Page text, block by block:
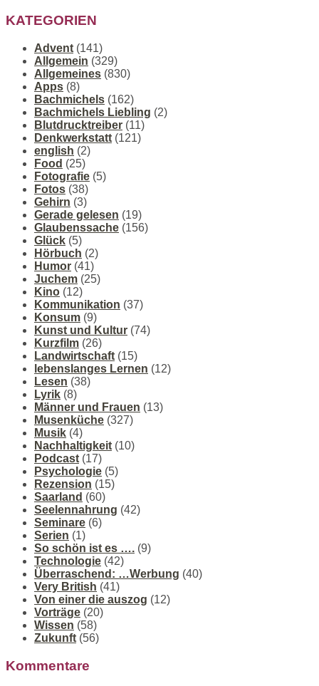
KATEGORIEN
Advent (141)
Allgemein (329)
Allgemeines (830)
Apps (8)
Bachmichels (162)
Bachmichels Liebling (2)
Blutdrucktreiber (11)
Denkwerkstatt (121)
english (2)
Food (25)
Fotografie (5)
Fotos (38)
Gehirn (3)
Gerade gelesen (19)
Glaubenssache (156)
Glück (5)
Hörbuch (2)
Humor (41)
Juchem (25)
Kino (12)
Kommunikation (37)
Konsum (9)
Kunst und Kultur (74)
Kurzfilm (26)
Landwirtschaft (15)
lebenslanges Lernen (12)
Lesen (38)
Lyrik (8)
Männer und Frauen (13)
Musenküche (327)
Musik (4)
Nachhaltigkeit (10)
Podcast (17)
Psychologie (5)
Rezension (15)
Saarland (60)
Seelennahrung (42)
Seminare (6)
Serien (1)
So schön ist es …. (9)
Technologie (42)
Überraschend: …Werbung (40)
Very British (41)
Von einer die auszog (12)
Vorträge (20)
Wissen (58)
Zukunft (56)
Kommentare